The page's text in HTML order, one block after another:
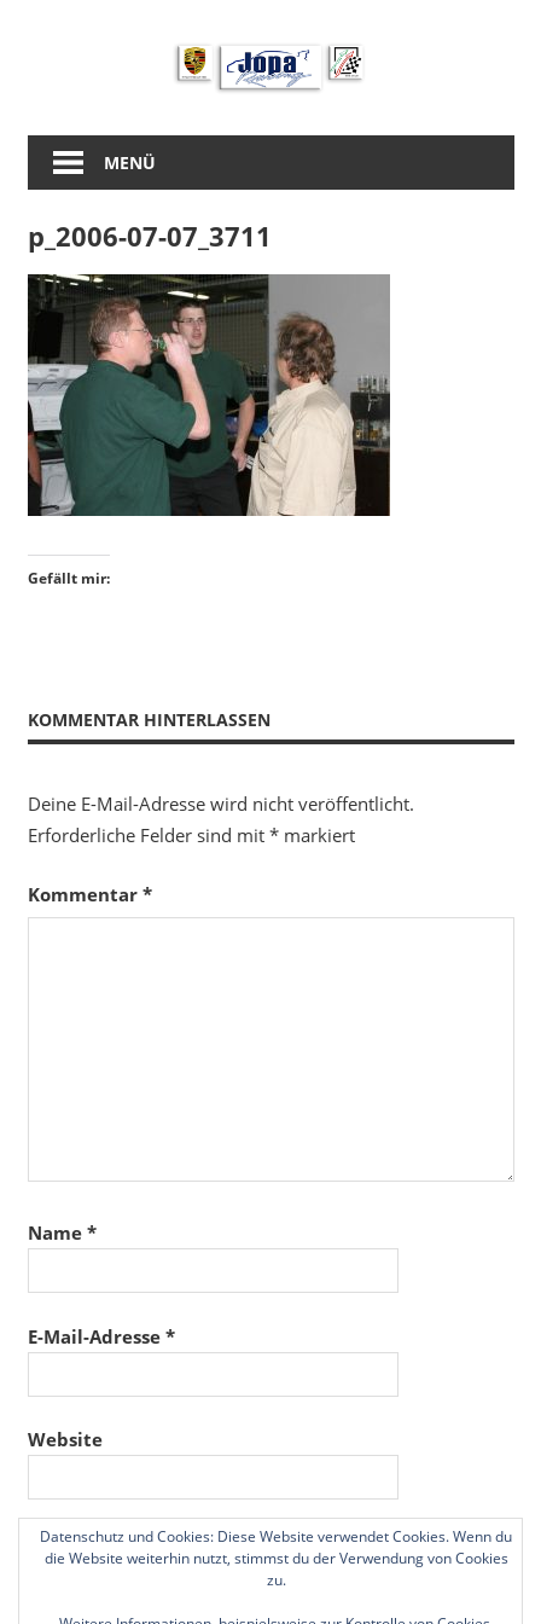
MENÜ
p_2006-07-07_3711
Gefällt mir:
KOMMENTAR HINTERLASSEN
Deine E-Mail-Adresse wird nicht veröffentlicht.
Erforderliche Felder sind mit *markiert
Kommentar *
Name *
E-Mail-Adresse *
Website
Name, E-Mail-Adresse und Website in diesem
Browser für meinen nächsten Kommentar speichern.
Datenschutz und Cookies: Diese Website verwendet Cookies. Wenn du
die Website weiterhin nutzt, stimmst du der Verwendung von Cookies
zu.